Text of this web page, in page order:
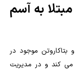
به آسم
برخی مطالعات نشان داده اند که ویتامین C و بتاکاروتن موجود در
کند و در مدیریت